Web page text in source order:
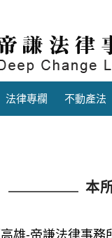
法律專欄 不動產法
本
雄-帝謙法律事務